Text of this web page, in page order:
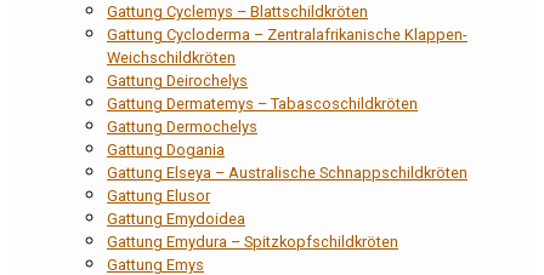
Gattung Cyclemys – Blattschildkröten
Gattung Cycloderma – Zentralafrikanische Klappen-
Weichschildkröten
Gattung Deirochelys
Gattung Dermatemys – Tabascoschildkröten
Gattung Dermochelys
Gattung Dogania
Gattung Elseya – Australische Schnappschildkröten
Gattung Elusor
Gattung Emydoidea
Gattung Emydura – Spitzkopfschildkröten
Gattung Emys